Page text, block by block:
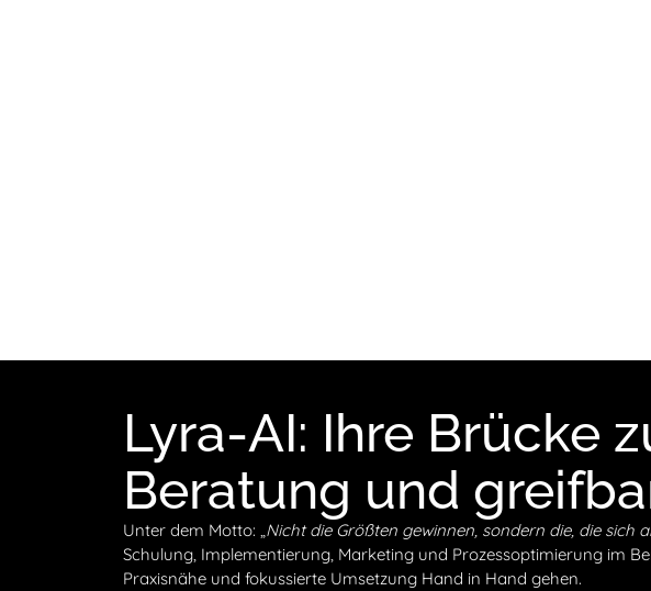
Lyra-AI: Ihre Brücke
Beratung und
Unter dem Motto: „Nicht die Größten gewinnen, sondern die, die sich
Schulung, Implementierung, Marketing und Prozessoptimierung im
Praxisnähe und fokussierte Umsetzung Hand in Hand gehen.